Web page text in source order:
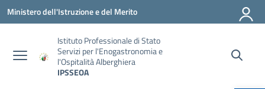
Vai ai contenuti
Vai al menu di navigazione
Vai al footer
Ministero dell'Istruzione e del Merito
Istituto Professionale di Stato
Servizi per l'Enogastronomia e
l'Ospitalità Alberghiera
IPSSEOA